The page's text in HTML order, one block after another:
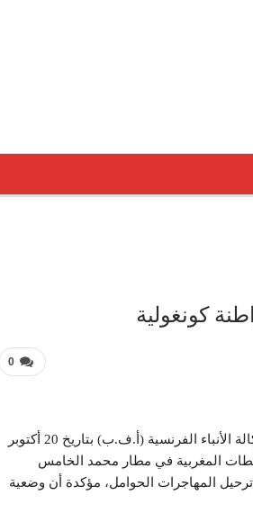
كونغولية
0
نفت المديرية العامة للأمن الوطني الادعاءات التي أوردتها قصاصة نشرتها وكالة الأنباء الفرنسية (أ.ف.ب) بتاريخ 20 أكتوبر
المغربية في مطار محمد الخامس
المهاجرات الحوامل، مؤكدة أن وضعية